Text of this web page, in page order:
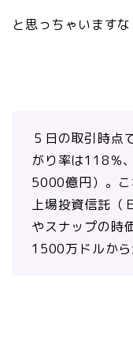
と思っちゃいますな
５日の取引時点
がり率は118％
5000億円）。
上場投資信託（
やスナップの時
1500万ドルから